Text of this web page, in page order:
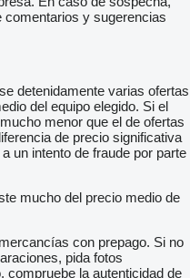
comentarios y sugerencias
detenidamente varias ofertas
del equipo elegido. Si el
menor que el de ofertas
de precio significativa
un intento de fraude por parte
mucho del precio medio de
con prepago. Si no
pida fotos
compruebe la autenticidad de